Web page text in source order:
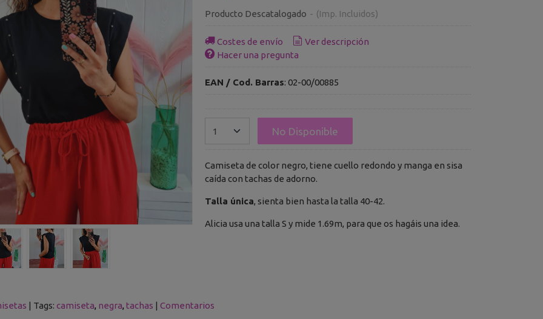
Producto Descatalogado - (Imp. Incluidos)
Costes de envío
Ver descripción
Hacer una pregunta
EAN / Cod. Barras: 02-00/00885
No Disponible
Camiseta de color negro, tiene cuello redondo y manga en sisa
caída con tachas de adorno.
Talla única, sienta bien hasta la talla 40-42.
Alicia usa una talla S y mide 1.69m, para que os hagáis una idea.
| Tags: camiseta negra tachas | Comentarios